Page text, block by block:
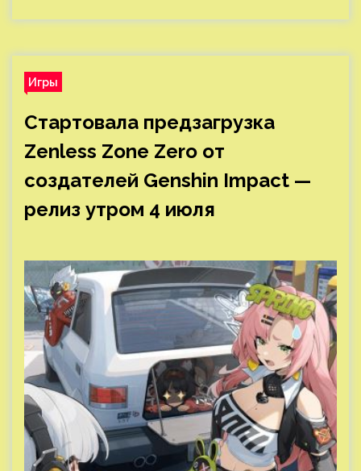
Игры
Стартовала предзагрузка
Zenless Zone Zero от
создателей Genshin Impact —
релиз утром 4 июля